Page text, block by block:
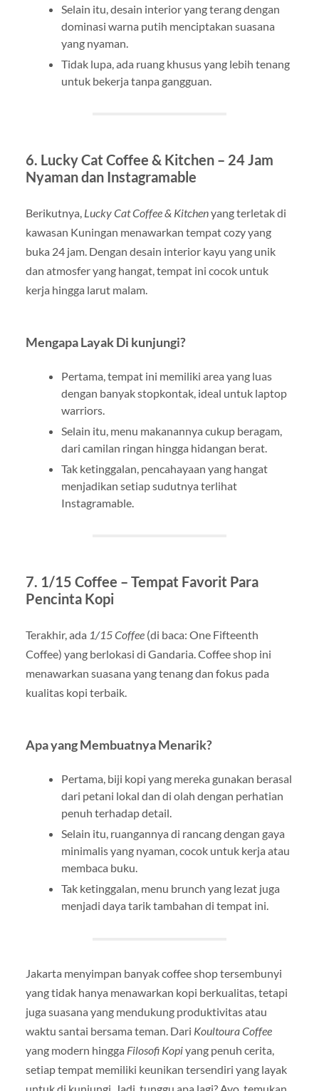
Selain itu, desain interior yang terang dengan
dominasi warna putih menciptakan suasana
yang nyaman.
Tidak lupa, ada ruang khusus yang lebih tenang
untuk bekerja tanpa gangguan.
6. Lucky Cat Coffee & Kitchen – 24 Jam
Nyaman dan Instagramable
Berikutnya, Lucky Cat Coffee & Kitchenyang terletak di
kawasan Kuningan menawarkan tempat cozy yang
buka 24 jam. Dengan desain interior kayu yang unik
dan atmosfer yang hangat, tempat ini cocok untuk
kerja hingga larut malam.
Mengapa Layak Di kunjungi?
Pertama, tempat ini memiliki area yang luas
dengan banyak stopkontak, ideal untuk laptop
warriors.
Selain itu, menu makanannya cukup beragam,
dari camilan ringan hingga hidangan berat.
Tak ketinggalan, pencahayaan yang hangat
menjadikan setiap sudutnya terlihat
Instagramable.
7. 1/15 Coffee – Tempat Favorit Para
Pencinta Kopi
Terakhir, ada 1/15 Coffee(di baca: One Fifteenth
Coffee) yang berlokasi di Gandaria. Coffee shop ini
menawarkan suasana yang tenang dan fokus pada
kualitas kopi terbaik.
Apa yang Membuatnya Menarik?
Pertama, biji kopi yang mereka gunakan berasal
dari petani lokal dan di olah dengan perhatian
penuh terhadap detail.
Selain itu, ruangannya di rancang dengan gaya
minimalis yang nyaman, cocok untuk kerja atau
membaca buku.
Tak ketinggalan, menu brunch yang lezat juga
menjadi daya tarik tambahan di tempat ini.
Jakarta menyimpan banyak coffee shop tersembunyi
yang tidak hanya menawarkan kopi berkualitas, tetapi
juga suasana yang mendukung produktivitas atau
waktu santai bersama teman. Dari Koultoura Coffee
yang modern hingga Filosofi Kopiyang penuh cerita,
setiap tempat memiliki keunikan tersendiri yang layak